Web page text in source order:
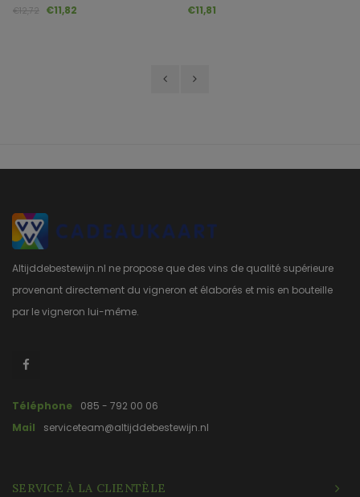
Gewürztraminer Classic AC
€12,72 €11,82
Classic AC
€11,81
Altijddebestewijn.nl ne propose que des vins de qualité supérieure
provenant directement du vigneron et élaborés et mis en bouteille
par le vigneron lui-même.
Téléphone
085 - 792 00 06
Mail
serviceteam@altijddebestewijn.nl
SERVICE À LA CLIENTÈLE